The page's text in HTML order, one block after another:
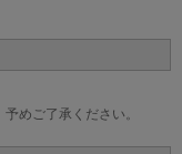
めご了承ください。